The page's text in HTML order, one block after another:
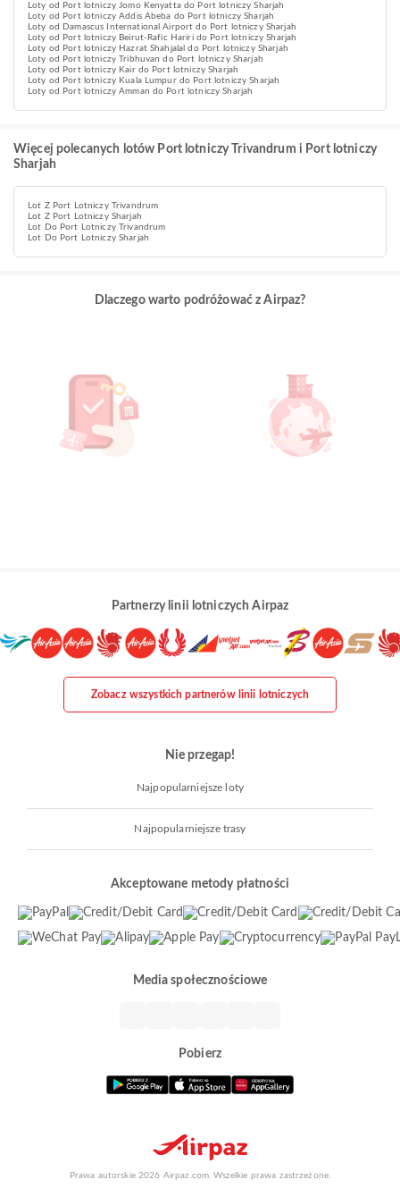
Loty od Port lotniczy Jomo Kenyatta do Port lotniczy Sharjah
Loty od Port lotniczy Addis Abeba do Port lotniczy Sharjah
Loty od Damascus International Airport do Port lotniczy Sharjah
Loty od Port lotniczy Beirut-Rafic Hariri do Port lotniczy Sharjah
Loty od Port lotniczy Hazrat Shahjalal do Port lotniczy Sharjah
Loty od Port lotniczy Tribhuvan do Port lotniczy Sharjah
Loty od Port lotniczy Kair do Port lotniczy Sharjah
Loty od Port lotniczy Kuala Lumpur do Port lotniczy Sharjah
Loty od Port lotniczy Amman do Port lotniczy Sharjah
Więcej polecanych lotów Port lotniczy Trivandrum i Port lotniczy
Sharjah
Lot Z Port Lotniczy Trivandrum
Lot Z Port Lotniczy Sharjah
Lot Do Port Lotniczy Trivandrum
Lot Do Port Lotniczy Sharjah
Dlaczego warto podróżować z Airpaz?
Partnerzy linii lotniczych Airpaz
Zobacz wszystkich partnerów linii lotniczych
Nie przegap!
Najpopularniejsze loty
Najpopularniejsze trasy
Akceptowane metody płatności
Media społecznościowe
Pobierz
Prawa autorskie 2026 Airpaz.com. Wszelkie prawa zastrzeżone.